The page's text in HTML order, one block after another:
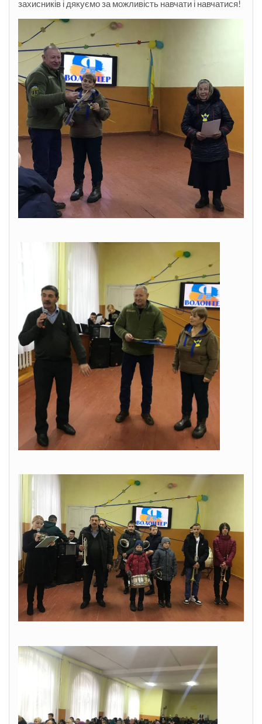
захисників і дякуємо за можливість навчати і навчатися!